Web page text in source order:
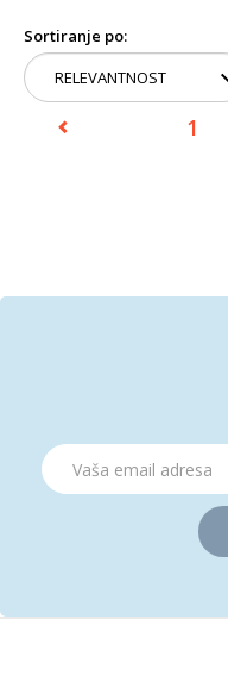
Sortiranje po:
1